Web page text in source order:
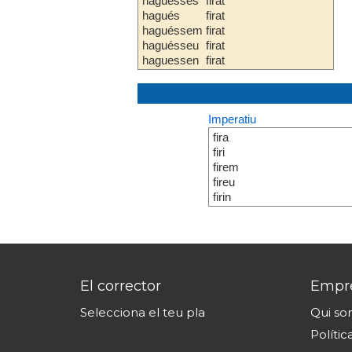
hagués
haguéssem
haguésseu
haguessen
firat
firat
firat
firat
Imperatiu
fira
firi
firem
fireu
firin
El corrector
Selecciona el teu pla
Qui